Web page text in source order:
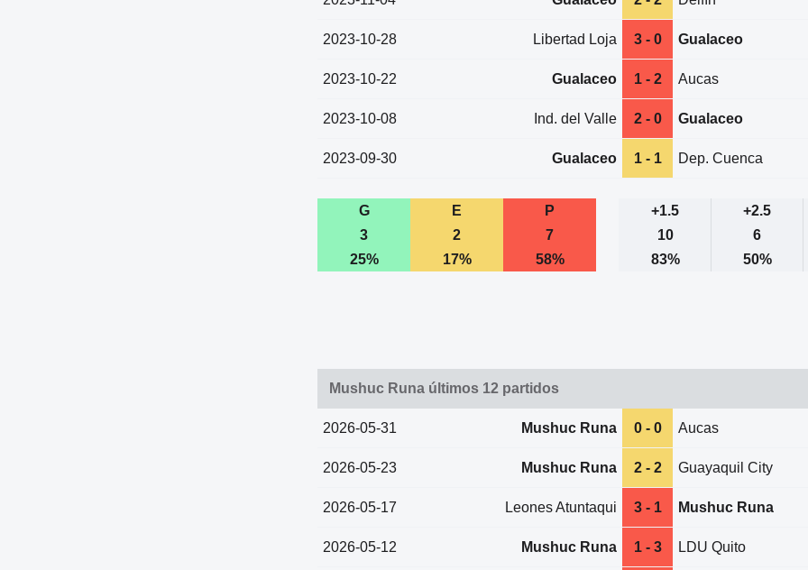
2023-10-28 Libertad Loja 3 - 0 Gualaceo
2023-10-22 Gualaceo 1 - 2 Aucas
2023-10-08 Ind. del Valle 2 - 0 Gualaceo
2023-09-30 Gualaceo 1 - 1 Dep. Cuenca
G E P +1.5 +2.5
3
2 7 10 6
25%
17% 58% 83% 50%
Mushuc Runa últimos 12 partidos
2026-05-31 Mushuc Runa 0 - 0 Aucas
2026-05-23 Mushuc Runa 2 - 2 Guayaquil City
2026-05-17 Leones Atuntaqui 3 - 1 Mushuc Runa
2026-05-12 Mushuc Runa 1 - 3 LDU Quito